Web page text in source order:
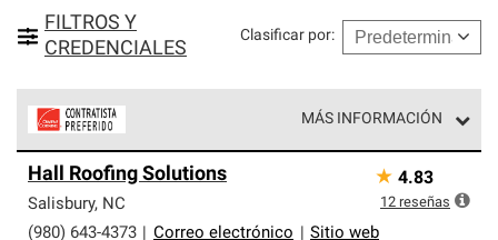
FILTROS Y
CREDENCIALES
Clasificar por:
MÁS INFORMACIÓN
parte de una red exclusiva de profesionales de techos
que cumplen con altos estándares y requisitos estrictos
de profesionalismo y confiabilidad.
Hall Roofing Solutions
Salisbury, NC
(980) 643-4373
Correo electrónico Sitio web
★ 4.83
12 reseñas